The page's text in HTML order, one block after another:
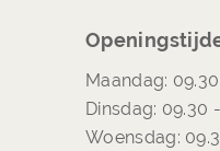
Maandag:
Dinsdag: 09.30
Woensdag: